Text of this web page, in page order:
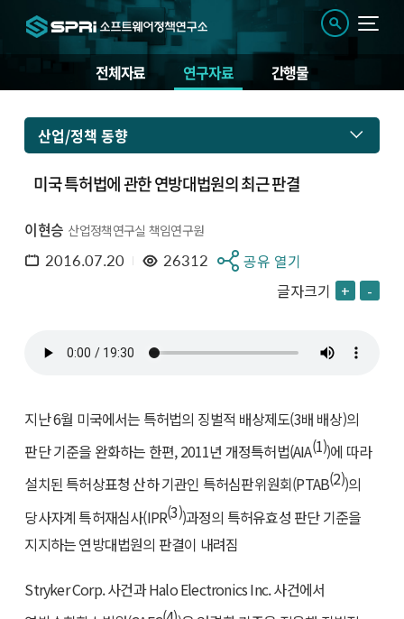
전체자료 연구자료 간행물
산업/정책 동향
미국 특허법에 관한 연방대법원의 최근 판결
이현승 산업정책연구실 책임연구원
2016.07.20 26312
공유 열기
글자크기 + -
지난 6월 미국에서는 특허법의 징벌적 배상제도(3배 배상)의
판단 기준을 완화하는 한편, 2011년 개정특허법(AIA(1))에 따라
설치된 특허상표청 산하 기관인 특허심판위원회(PTAB(2))의
당사자계 특허재심사(IPR(3))과정의 특허유효성 판단 기준을
지지하는 연방대법원의 판결이 내려짐
Stryker Corp. 사건과 Halo Electronics Inc. 사건에서